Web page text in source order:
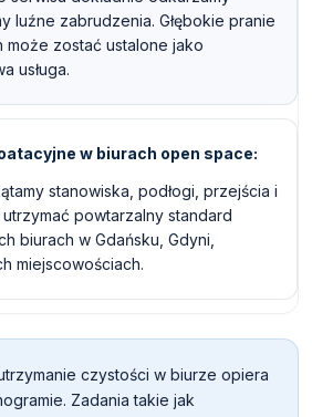
luźne zabrudzenia. Głębokie pranie
może zostać ustalone jako
usługa.
w biurach open space
stanowiska, podłogi, przejścia i
powtarzalny standard
biurach w Gdańsku, Gdyni,
miejscowościach.
czystości w biurze opiera
Zadania takie jak